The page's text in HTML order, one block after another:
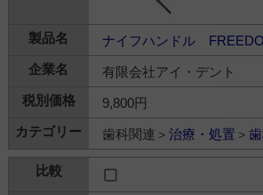
ナイフハンドル
有限会社アイ・デント
9,800円
歯科関連＞ 治療・処置 ＞